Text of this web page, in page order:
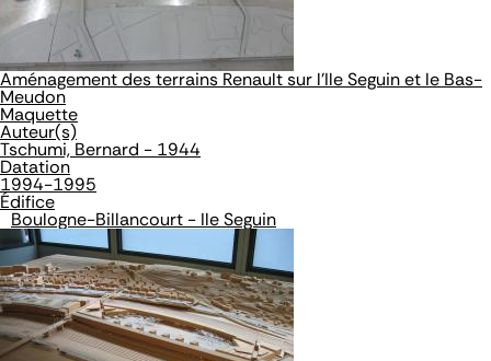
Aménagement des terrains Renault sur l'Ile Seguin et le Bas-
Meudon
Maquette
Auteur(s)
Tschumi, Bernard - 1944
Datation
1994-1995
Édifice
Boulogne-Billancourt - Ile Seguin